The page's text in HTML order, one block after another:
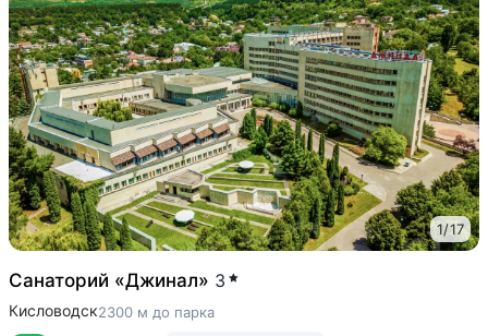
1/17
Санаторий «Джинал» 3
Кисловодск2300 м до парка